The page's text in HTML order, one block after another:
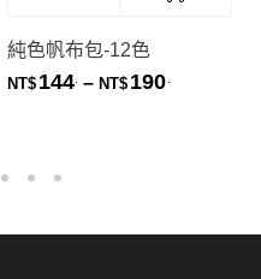
純色帆布包-12色
NT$ 144 – NT$ 190